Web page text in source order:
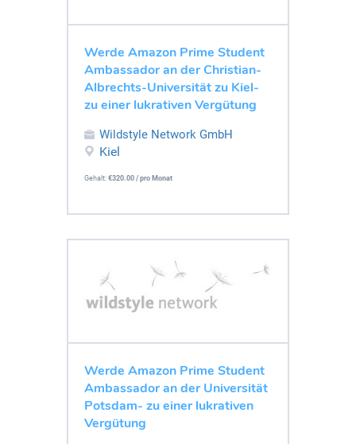
Werde Amazon Prime Student
Ambassador an der Christian-
Albrechts-Universität zu Kiel-
zu einer lukrativen Vergütung
Wildstyle Network GmbH
Kiel
Gehalt: €320.00 / pro Monat
Werde Amazon Prime Student
Ambassador an der Universität
Potsdam- zu einer lukrativen
Vergütung